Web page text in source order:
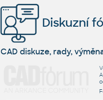
Diskuzní
CAD diskuze, rady,